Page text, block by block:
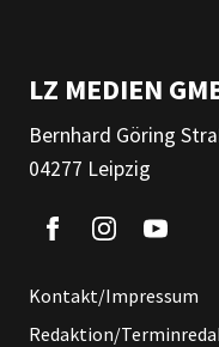
LZ MEDIEN
Bernhard Göring
04277 Leipzig
Kontakt/Impressum
Redaktion/